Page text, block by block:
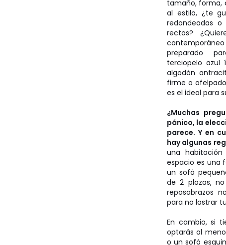
tamaño, forma,
al estilo, ¿te
redondeadas
rectos?
preparado
terciopelo azul
algodón
firme o
es el ideal para
¿Muchas
pánico, la
parece. Y en
hay algunas
una habitación
espacio es una
un sofá
de 2 plazas,
reposabrazos
para no lastrar
En cambio, si
optarás al
o un sofá